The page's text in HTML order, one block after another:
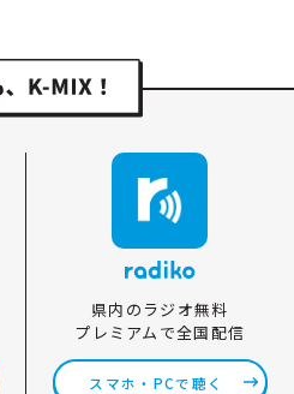
県内のラジオ無料
プレミアムで全国配信
スマホ・PCで聴く